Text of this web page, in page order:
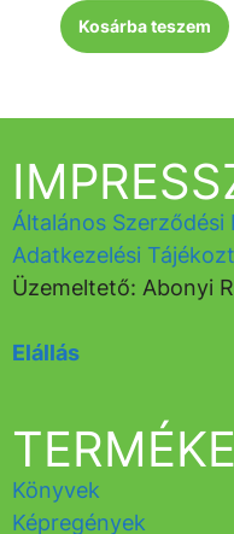
Kosárba teszem
Könyvek
Képregények
Általános Szerződési
Adatkezelési
Üzemeltető: Abonyi
Elállás